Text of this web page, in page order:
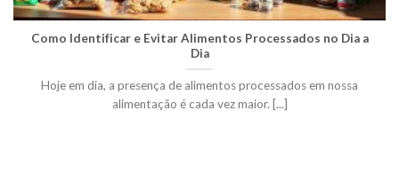
Como Identificar e Evitar Alimentos Processados no Dia a
Dia
Hoje em dia, a presença de alimentos processados em nossa
alimentação é cada vez maior. [...]